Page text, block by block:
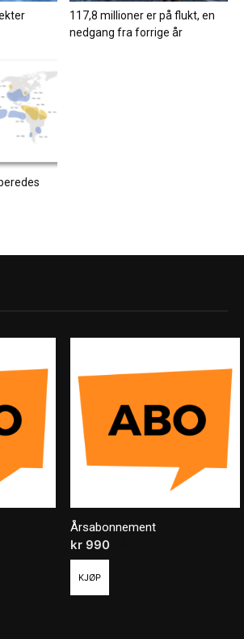
117,8 millioner er på flukt, en
nedgang fra forrige år
Årsabonnement
kr990
KJØP